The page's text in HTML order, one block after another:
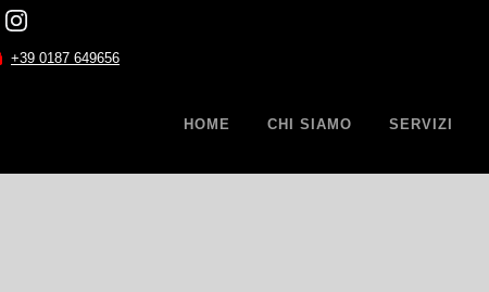
+39 0187 649656
HOME CHI SIAMO SERVIZI